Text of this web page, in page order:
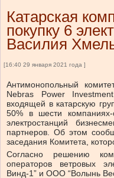
Катарская
покупку 6
Василия
[16:40 29 января 2021 года ]
Антимонопольный
Nebras Power
входящей в катарскую
50% в шести
электростанций
партнеров. Об этом
заседания Комитета,
Согласно решению
операторов ветровых
Винд-1” и ООО “Волынь